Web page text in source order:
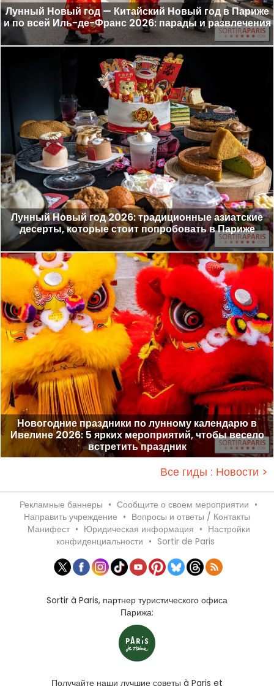
Лунный Новый год — Китайский Новый год в Париже
и по всей Иль-де-Франс 2026: парады и развлечения
Лунный Новый год 2026: традиционные азиатские
десерты, которые стоит попробовать в Париже
Новогодние праздники по лунному календарю в
Ивелине 2026: 5 ярких мероприятий, чтобы весело
встретить праздник
Все гиды : Новости >
Рекламные баннеры • Сообщите о своем мероприятии •
Направить учреждение • Вопросы и ответы / Контакты
Манифест • Юридическая информация • Настройки
конфиденциальности • Sortir de Paris
Sortir à Paris, партнер туристического офиса
Парижа:
Получайте наши лучшие советы à Paris et